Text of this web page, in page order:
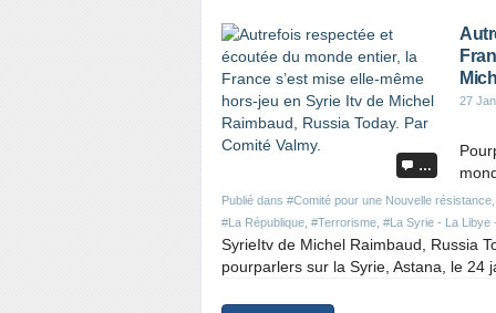
…
27
Publié dans #Comité pour une Nouvelle résistance
#La République #Terrorisme #La Syrie - La Libye
SyrieItv de Michel Raimbaud, Russia
pourparlers sur la Syrie, Astana, le 24